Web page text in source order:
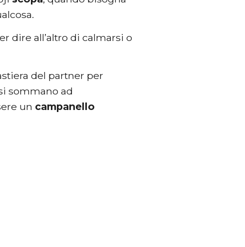
dire all’altro di calmarsi o
del partner per
sommano ad
un campanello